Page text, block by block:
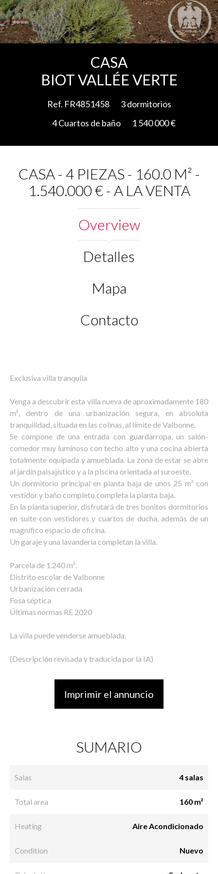
CASA
BIOT VALLÉE VERTE
Ref. FR4851458
3 dormitorios
4 Cuartos de baño
1 540 000 €
CASA - 4 PIEZAS - 160.0 M² -
1.540.000 € - A LA VENTA
Overview
Detalles
Mapa
Contacto
Exclusiva villa tranquila
Venga a descubrir esta villa nueva de aproximadamente 180
m², dentro de una urbanización segura, en absoluta
tranquilidad, situada en las colinas, al límite de Valbonne.
Se compone de una entrada con guardarropa, un salón-
comedor muy luminoso con techo alto y una cocina abierta
totalmente equipada y amueblada. La zona de estar se abre
al jardín paisajístico y a la piscina orientada al suroeste.
Un dormitorio principal en planta baja de unos 25 m² con
vestidor y baño completo completa la planta baja.
En la planta superior, disfrutará de tres bonitos dormitorios
en suite con vestidores y cuartos de ducha, además de un
magnífico espacio de oficina.
Un garaje y una lavandería completan la villa.
Parcela de 1.240 m².
Distrito escolar de Valbonne
Urbanización cerrada
Fosa séptica
Últimas normas RE 2020
La villa puede venderse amueblada.
(Descripción revisada y traducida por la IA)
Imprimir el annuncio
SUMARIO
Salas 4 salas
Total area 160 m²
Heating Aire Acondicionado
Condition Nuevo